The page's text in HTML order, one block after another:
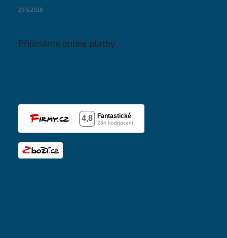
29.5.2018
Přijímáme online platby